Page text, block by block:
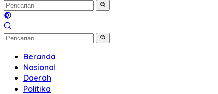
Beranda
Nasional
Daerah
Politika